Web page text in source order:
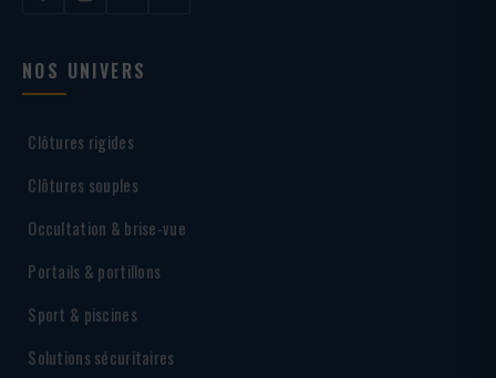
NOS UNIVERS
Clôtures rigides
Clôtures souples
Occultation & brise-vue
Portails & portillons
Sport & piscines
Solutions sécuritaires